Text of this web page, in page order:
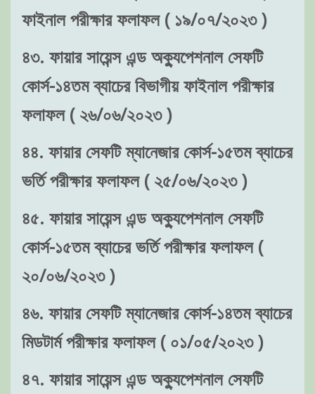
ফাইনাল পরীক্ষার ফলাফল ( ১৯/০৭/২০২৩ )
৪৩. ফায়ার সায়েন্স এন্ড অক্যুপেশনাল সেফটি
কোর্স-১৪তম ব্যাচের বিভাগীয় ফাইনাল পরীক্ষার
ফলাফল ( ২৬/০৬/২০২৩ )
৪৪. ফায়ার সেফটি ম্যানেজার কোর্স-১৫তম ব্যাচের
ভর্তি পরীক্ষার ফলাফল ( ২৫/০৬/২০২৩ )
৪৫. ফায়ার সায়েন্স এন্ড অক্যুপেশনাল সেফটি
কোর্স-১৫তম ব্যাচের ভর্তি পরীক্ষার ফলাফল (
২০/০৬/২০২৩ )
৪৬. ফায়ার সেফটি ম্যানেজার কোর্স-১৪তম ব্যাচের
মিডটার্ম পরীক্ষার ফলাফল ( ০১/০৫/২০২৩ )
৪৭. ফায়ার সায়েন্স এন্ড অক্যুপেশনাল সেফটি